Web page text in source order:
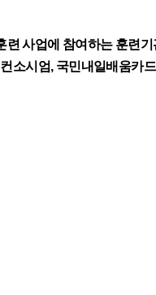
사업에 참여하는 훈련
소시엄, 국민내일배움카